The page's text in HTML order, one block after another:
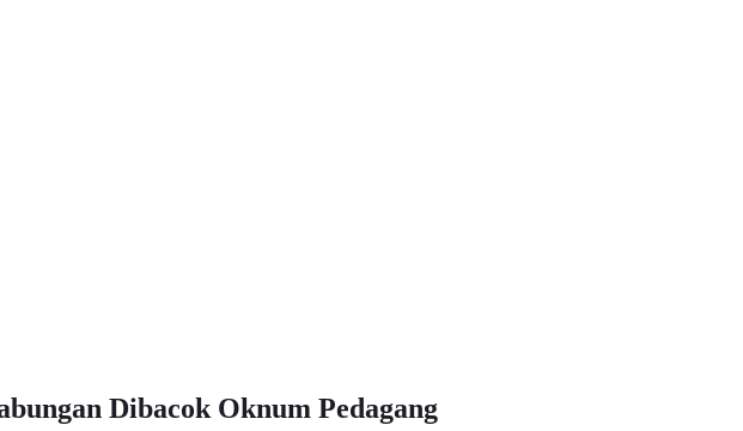
Dibacok Oknum Pedagang